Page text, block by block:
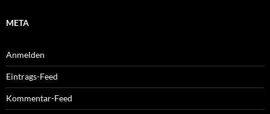
META
Anmelden
Eintrags-Feed
Kommentar-Feed